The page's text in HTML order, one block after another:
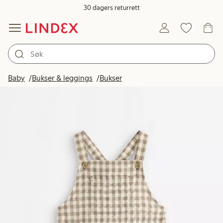
30 dagers returrett
Baby Bukser & leggings Bukser